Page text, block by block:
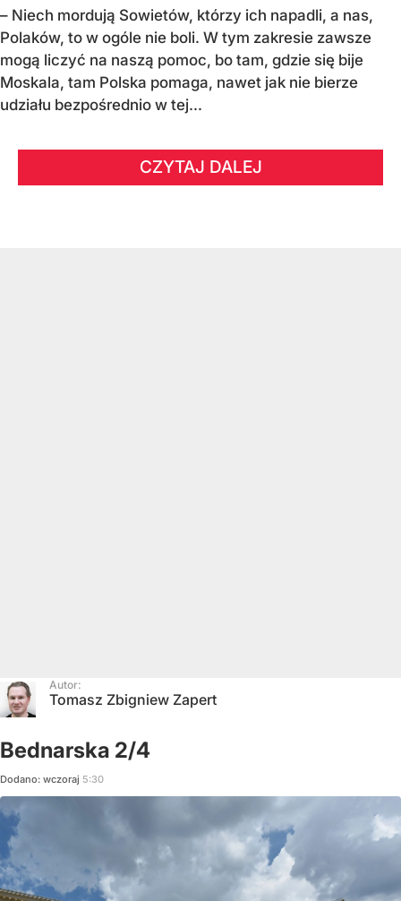
– Niech mordują Sowietów, którzy ich napadli, a nas,
Polaków, to w ogóle nie boli. W tym zakresie zawsze
mogą liczyć na naszą pomoc, bo tam, gdzie się bije
Moskala, tam Polska pomaga, nawet jak nie bierze
udziału bezpośrednio w tej...
CZYTAJ DALEJ
Autor:
Tomasz Zbigniew Zapert
Bednarska 2/4
Dodano: wczoraj 5:30